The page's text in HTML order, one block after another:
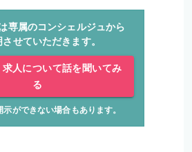
専属のコンシェルジュから
させていただきます。
求人について話を聞いてみ
る
ができない場合もあります。